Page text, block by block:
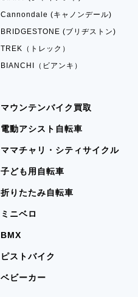
Cannondale (キャノンデール)
BRIDGESTONE (ブリヂストン)
TREK（トレック）
BIANCHI（ビアンキ）
マウンテンバイク買取
電動アシスト自転車
ママチャリ・シティサイクル
子ども用自転車
折りたたみ自転車
ミニベロ
BMX
ピストバイク
ベビーカー